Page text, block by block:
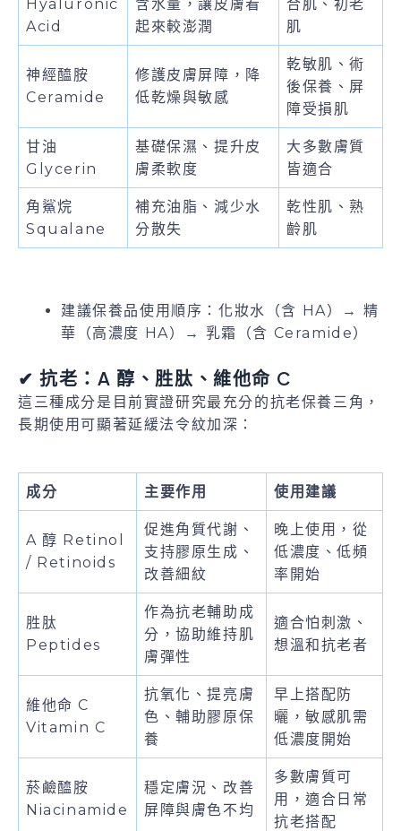
Hyaluronic
Acid
含水量，讓皮膚看
起來較澎潤
合肌、初老
肌
神經醯胺
Ceramide
修護皮膚屏障，降
低乾燥與敏感
乾敏肌、術
後保養、屏
障受損肌
甘油
Glycerin
基礎保濕、提升皮
膚柔軟度
大多數膚質
皆適合
角鯊烷
Squalane
補充油脂、減少水
分散失
乾性肌、熟
齡肌
建議保養品使用順序：化妝水（含 HA）→ 精
華（高濃度 HA）→ 乳霜（含 Ceramide）
✔ 抗老：A 醇、胜肽、維他命 C
這三種成分是目前實證研究最充分的抗老保養三角，
長期使用可顯著延緩法令紋加深：
成分 主要作用 使用建議
A 醇 Retinol
/ Retinoids
促進角質代謝、
支持膠原生成、
改善細紋
晚上使用，從
低濃度、低頻
率開始
胜肽
Peptides
作為抗老輔助成
分，協助維持肌
膚彈性
適合怕刺激、
想溫和抗老者
維他命 C
Vitamin C
抗氧化、提亮膚
色、輔助膠原保
養
早上搭配防
曬，敏感肌需
低濃度開始
菸鹼醯胺
Niacinamide
穩定膚況、改善
屏障與膚色不均
多數膚質可
用，適合日常
抗老搭配